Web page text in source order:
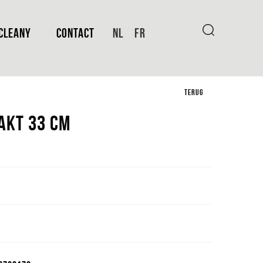
CONTACT NL FR
TERUG
33 Cm